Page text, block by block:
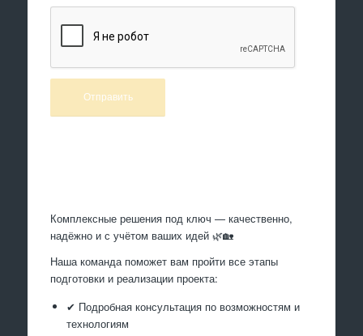
Комплексные решения под ключ — качественно,
надёжно и с учётом ваших идей 🌿🏡
Наша команда поможет вам пройти все этапы
подготовки и реализации проекта:
✔ Подробная консультация по возможностям и
технологиям